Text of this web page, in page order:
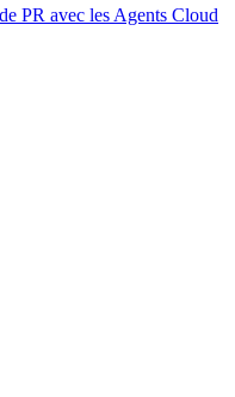
PR avec les Agents Cloud